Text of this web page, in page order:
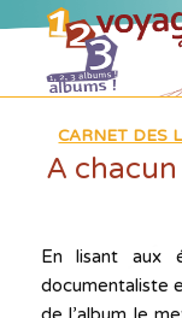
CARNET DES
A chacun
En lisant aux
documentaliste